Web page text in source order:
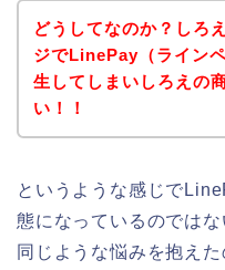
どうしてなのか？しろ
ジでLinePay（ライン
生してしまいしろえの
い！！
というような感じで
態になっているのでは
同じような悩みを抱え